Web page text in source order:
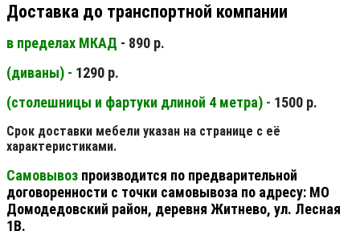
Доставка до транспортной компании
в пределах МКАД - 890 р.
(диваны) - 1290 р.
(столешницы и фартуки длиной 4 метра) - 1500 р.
Срок доставки мебели указан на странице с её
характеристиками.
Самовывоз производится по предварительной
договоренности с точки самовывоза по адресу: МО
Домодедовский район, деревня Житнево, ул. Лесная
1В.